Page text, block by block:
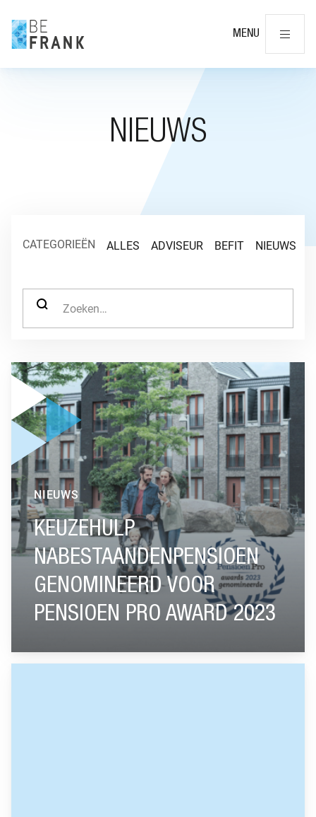
MENU
NIEUWS
CATEGORIEËN ALLES ADVISEUR BEFIT NIEUWS
ZOEK NAAR:
GA NAAR “KEUZEHULP NABESTAANDENPENSIOEN
KEUZEHULP
NABESTAANDENPENSIOEN
GENOMINEERD VOOR
PENSIOEN PRO AWARD 2023
NIEUWS